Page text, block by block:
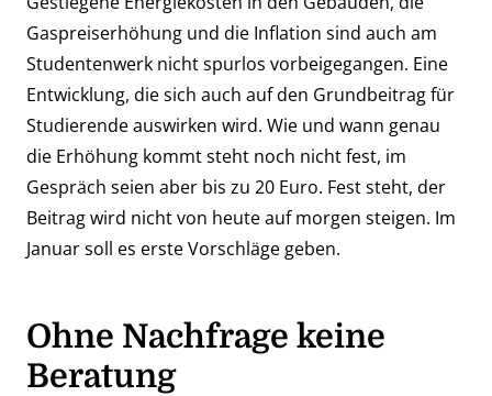
Gaspreiserhöhung und die Inflation sind auch am
Studentenwerk nicht spurlos vorbeigegangen. Eine
Entwicklung, die sich auch auf den Grundbeitrag für
Studierende auswirken wird. Wie und wann genau
die Erhöhung kommt steht noch nicht fest, im
Gespräch seien aber bis zu 20 Euro. Fest steht, der
Beitrag wird nicht von heute auf morgen steigen. Im
Januar soll es erste Vorschläge geben.
Ohne Nachfrage keine
Beratung